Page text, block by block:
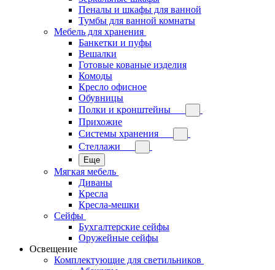
Пеналы и шкафы для ванной
Тумбы для ванной комнаты
Мебель для хранения
Банкетки и пуфы
Вешалки
Готовые кованые изделия
Комоды
Кресло офисное
Обувницы
Полки и кронштейны
Прихожие
Системы хранения
Стеллажи
Еще
Мягкая мебель
Диваны
Кресла
Кресла-мешки
Сейфы
Бухгалтерские сейфы
Оружейные сейфы
Освещение
Комплектующие для светильников